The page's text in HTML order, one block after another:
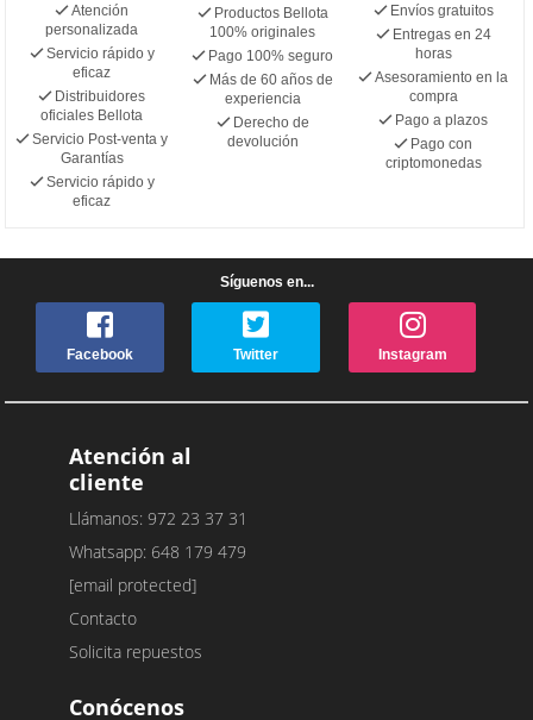
Atención
personalizada
Servicio rápido y
eficaz
Distribuidores
oficiales Bellota
Servicio Post-venta y
Garantías
Servicio rápido y
eficaz
Productos Bellota
100% originales
Pago 100% seguro
Más de 60 años de
experiencia
Derecho de
devolución
Envíos gratuitos
Entregas en 24
horas
Asesoramiento en la
compra
Pago a plazos
Pago con
criptomonedas
Síguenos en...
Facebook Twitter Instagram
Atención al
cliente
Llámanos: 972 23 37 31
Whatsapp: 648 179 479
[email protected]
Contacto
Solicita repuestos
Conócenos